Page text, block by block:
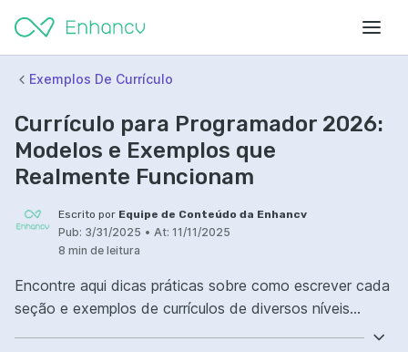
Exemplos De Currículo
Currículo para Programador 2026:
Modelos e Exemplos que
Realmente Funcionam
Escrito por Equipe de Conteúdo da Enhancv
Pub: 3/31/2025 • At: 11/11/2025
8 min de leitura
Encontre aqui dicas práticas sobre como escrever cada
seção e exemplos de currículos de diversos níveis